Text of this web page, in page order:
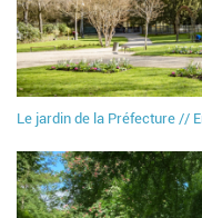
Le jardin de la Préfecture //